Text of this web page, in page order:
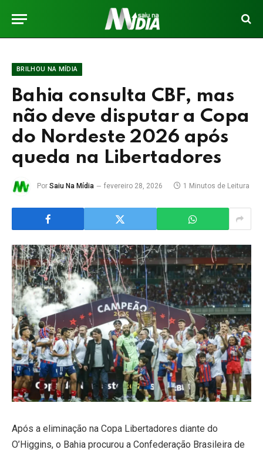
BRILHOU NA MÍDIA
Bahia consulta CBF, mas
não deve disputar a Copa
do Nordeste 2026 após
queda na Libertadores
Por Saiu Na Mídia fevereiro 28, 2026 1 Minutos de Leitura
Após a eliminação na Copa Libertadores diante do
O’Higgins, o Bahia procurou a Confederação Brasileira de